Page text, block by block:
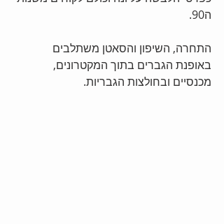
ה90.
התחרה, השיפון והסאטן משתלבים
באופנת הגברים בתוך המקטרונים,
מכנסיים ובחולצות הגבריות.